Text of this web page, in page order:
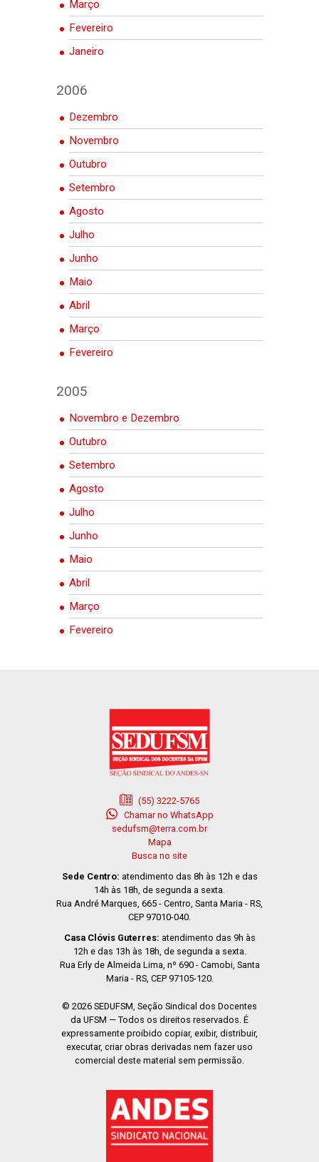
Março
Fevereiro
Janeiro
2006
Dezembro
Novembro
Outubro
Setembro
Agosto
Julho
Junho
Maio
Abril
Março
Fevereiro
2005
Novembro e Dezembro
Outubro
Setembro
Agosto
Julho
Junho
Maio
Abril
Março
Fevereiro
(55) 3222-5765
Chamar no WhatsApp
sedufsm@terra.com.br
Mapa
Busca no site
Sede Centro: atendimento das 8h às 12h e das
14h às 18h, de segunda a sexta.
Rua André Marques, 665 - Centro, Santa Maria - RS,
CEP 97010-040.
Casa Clóvis Guterres: atendimento das 9h às
12h e das 13h às 18h, de segunda a sexta.
Rua Erly de Almeida Lima, nº 690 - Camobi, Santa
Maria - RS, CEP 97105-120.
© 2026 SEDUFSM, Seção Sindical dos Docentes
da UFSM — Todos os direitos reservados. É
expressamente proibido copiar, exibir, distribuir,
executar, criar obras derivadas nem fazer uso
comercial deste material sem permissão.